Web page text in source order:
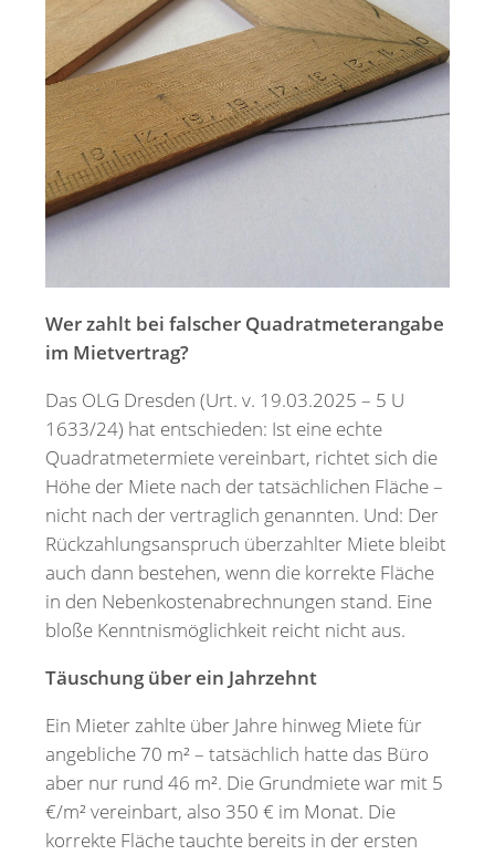
Merkzettel
Newsletter
Wer zahlt bei falscher Quadratmeterangabe
im Mietvertrag?
Das OLG Dresden (Urt. v. 19.03.2025 – 5 U
1633/24) hat entschieden: Ist eine echte
Quadratmetermiete vereinbart, richtet sich die
Höhe der Miete nach der tatsächlichen Fläche –
nicht nach der vertraglich genannten. Und: Der
Rückzahlungsanspruch überzahlter Miete bleibt
auch dann bestehen, wenn die korrekte Fläche
in den Nebenkostenabrechnungen stand. Eine
bloße Kenntnismöglichkeit reicht nicht aus.
Täuschung über ein Jahrzehnt
Ein Mieter zahlte über Jahre hinweg Miete für
angebliche 70 m² – tatsächlich hatte das Büro
aber nur rund 46 m². Die Grundmiete war mit 5
€/m² vereinbart, also 350 € im Monat. Die
korrekte Fläche tauchte bereits in der ersten